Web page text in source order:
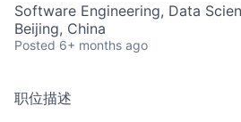
ACME
Software Engineering, Data
Beijing, China
Posted 6+ months ago
职位描述